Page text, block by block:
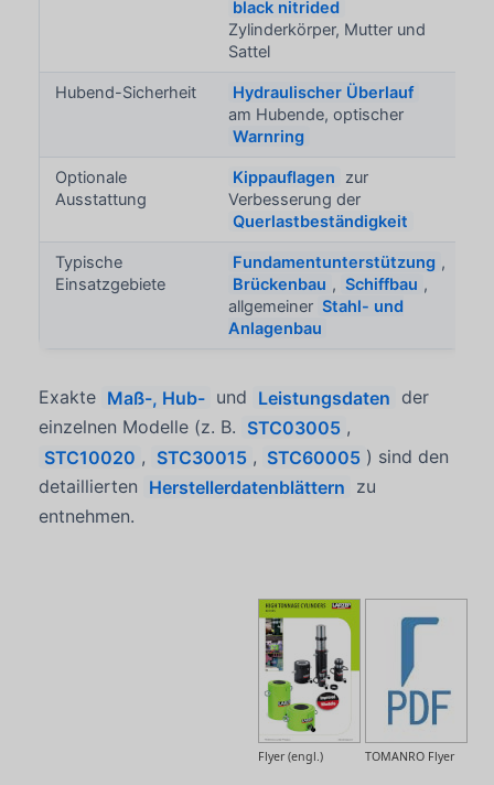
black nitrided
Zylinderkörper, Mutter und
Sattel
Hubend-Sicherheit
Hydraulischer Überlauf
am Hubende, optischer
Warnring
Optionale
Ausstattung
Kippauflagen
zur
Verbesserung der
Querlastbeständigkeit
Typische
Einsatzgebiete
Fundamentunterstützung ,
Brückenbau , Schiffbau ,
allgemeiner Stahl- und
Anlagenbau
Exakte Maß-, Hub- und Leistungsdaten der
einzelnen Modelle (z. B. STC03005 ,
STC10020 , STC30015 , STC60005 ) sind den
detaillierten Herstellerdatenblättern zu
entnehmen.
TOMANRO Flyer
Flyer (engl.)